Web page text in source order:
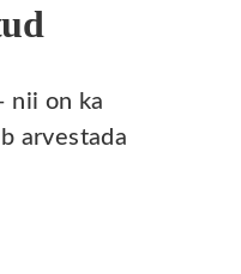
nii on ka
arvestada